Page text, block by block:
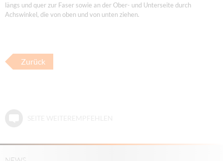
längs und quer zur Faser sowie an der Ober- und Unterseite durch
Achswinkel, die von oben und von unten ziehen.
Zurück